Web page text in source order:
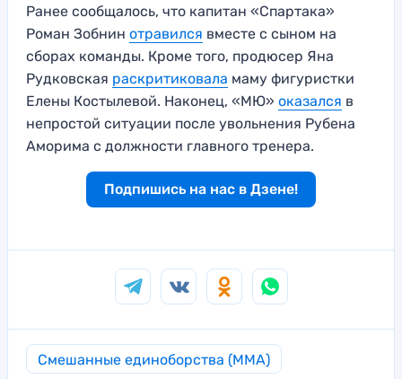
Ранее сообщалось, что капитан «Спартака»
Роман Зобнин отравился вместе с сыном на
сборах команды. Кроме того, продюсер Яна
Рудковская раскритиковала маму фигуристки
Елены Костылевой. Наконец, «МЮ» оказался в
непростой ситуации после увольнения Рубена
Аморима с должности главного тренера.
Подпишись на нас в Дзене!
Смешанные единоборства (MMA)